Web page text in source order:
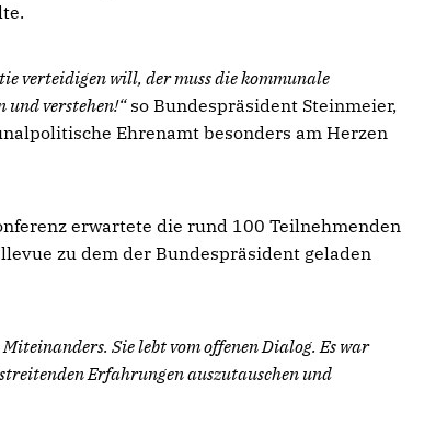
verteidigen will, der muss die kommunale
und verstehen!“so Bundespräsident Steinmeier,
Ehrenamt besonders am Herzen
erwartete die rund 100 Teilnehmenden
zu dem der Bundespräsident geladen
Sie lebt vom offenen Dialog. Es war
Erfahrungen auszutauschen und